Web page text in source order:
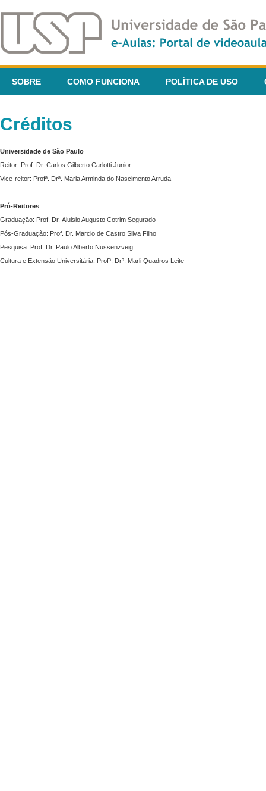
SOBRE COMO FUNCIONA POLÍTICA DE USO
Créditos
Universidade de São Paulo
Reitor: Prof. Dr. Carlos Gilberto Carlotti Junior
Vice-reitor: Profª. Drª. Maria Arminda do Nascimento Arruda
Pró-Reitores
Graduação: Prof. Dr. Aluisio Augusto Cotrim Segurado
Pós-Graduação: Prof. Dr. Marcio de Castro Silva Filho
Pesquisa: Prof. Dr. Paulo Alberto Nussenzveig
Cultura e Extensão Universitária: Profª. Drª. Marli Quadros Leite